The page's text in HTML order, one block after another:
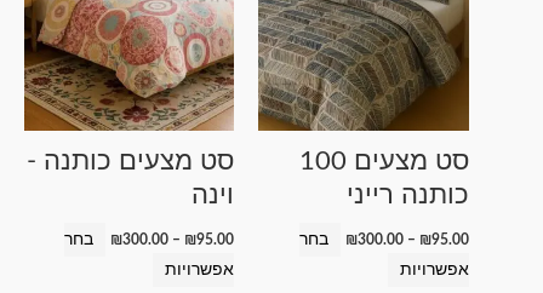
סט מצעים 100
כותנה רייני
₪95.00
–
₪300.00
עד
⁦₪300.00⁩
בחר
אפשרויות
יש
מספר
סוגים.
ניתן
את
האפשרויות
בעמוד
סט מצעים כותנה -
וינה
₪95.00
–
₪300.00
עד
⁦₪300.00⁩
בחר
אפשרויות
יש
מספר
סוגים.
ניתן
את
בעמוד